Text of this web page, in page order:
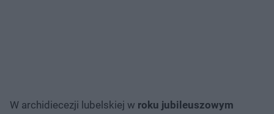
W archidiecezji lubelskiej w roku jubileuszowym